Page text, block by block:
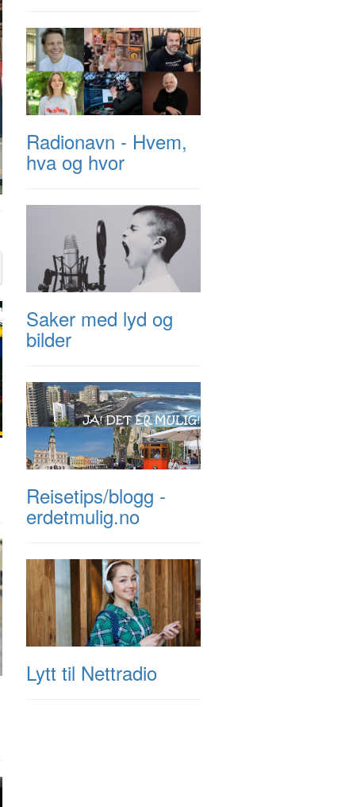
Radionavn - Hvem,
hva og hvor
Saker med lyd og
bilder
Reisetips/blogg -
erdetmulig.no
Lytt til Nettradio